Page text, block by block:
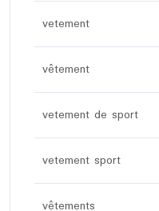
vetement
vêtement
vetement de sport
vetement sport
vêtements